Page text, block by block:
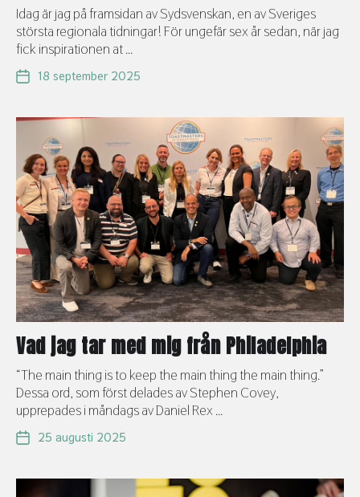
Idag är jag på framsidan av Sydsvenskan, en av Sveriges
största regionala tidningar! För ungefär sex år sedan, när jag
fick inspirationen at ...
18 september 2025
Vad jag tar med mig från Philadelphia
“The main thing is to keep the main thing the main thing.”
Dessa ord, som först delades av Stephen Covey,
upprepades i måndags av Daniel Rex ...
25 augusti 2025